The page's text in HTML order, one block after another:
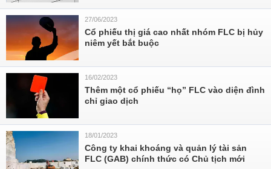
27/06/2023
Cổ phiếu thị giá cao nhất nhóm FLC bị hủy
niêm yết bắt buộc
16/02/2023
Thêm một cổ phiếu “họ” FLC vào diện đình
chỉ giao dịch
18/01/2023
Công ty khai khoáng và quản lý tài sản
FLC (GAB) chính thức có Chủ tịch mới